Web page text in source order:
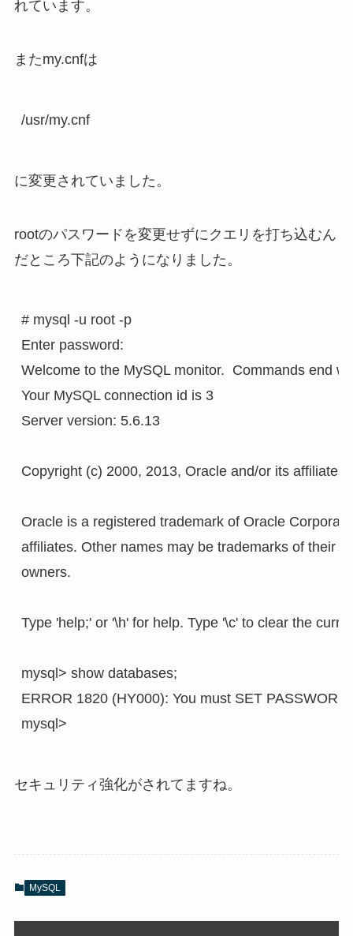
れています。
またmy.cnfは
/usr/my.cnf
に変更されていました。
rootのパスワードを変更せずにクエリを打ち込むん
だところ下記のようになりました。
# mysql -u root -p
Enter password:
Welcome to the MySQL monitor.  Commands end
Your MySQL connection id is 3
Server version: 5.6.13
Copyright (c) 2000, 2013, Oracle and/or its
Oracle is a registered trademark of Oracle
affiliates. Other names may be trademarks of their
owners.
Type 'help;' or '\h' for help. Type '\c' to clear the
mysql> show databases;
ERROR 1820 (HY000): You must SET
mysql>
セキュリティ強化がされてますね。
MySQL